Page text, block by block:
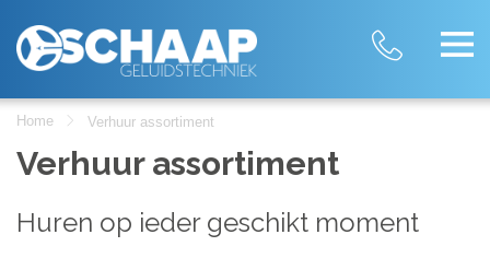
Home Verhuur assortiment
Verhuur assortiment
Huren op ieder geschikt moment